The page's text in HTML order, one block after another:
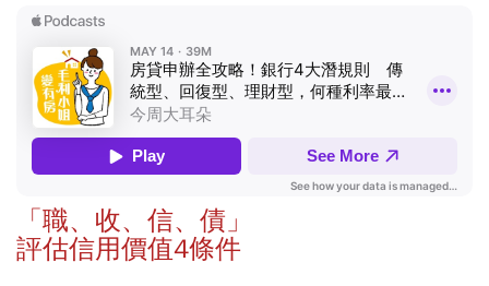
「職、收、信、債」
評估信用價值4條件